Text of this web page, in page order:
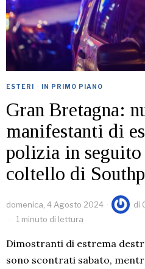
ESTERI · IN PRIMO PIANO
Gran Bretagna:
manifestanti di
polizia in seguito
coltello di
domenica, 4 Agosto 2024 di
1 minuto di lettura
Dimostranti di estrema
sono scontrati sabato,